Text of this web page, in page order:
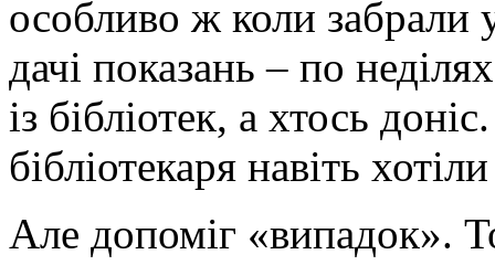
особливо ж коли забрали
дачі показань – по
із бібліотек, а хтось
бібліотекаря навіть
Але допоміг «випадок».